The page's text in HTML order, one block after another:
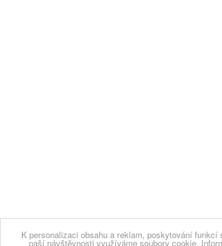
K personalizaci obsahu a reklam, poskytování
naší návštěvnosti využíváme soubory cookie.